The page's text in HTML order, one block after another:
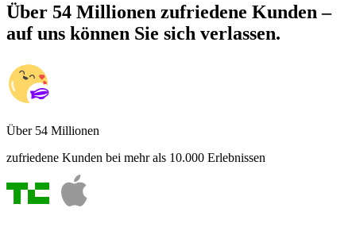
Über 54 Millionen zufriedene Kunden –
auf uns können Sie sich verlassen.
Über 54 Millionen
zufriedene Kunden bei mehr als 10.000 Erlebnissen